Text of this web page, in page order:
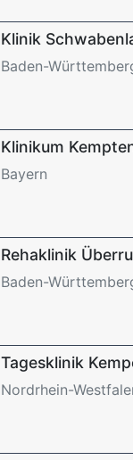
Klinik
Baden-
Klinikum
Bayern
Rehaklinik
Baden-
Tagesklinik
Nordrhein-